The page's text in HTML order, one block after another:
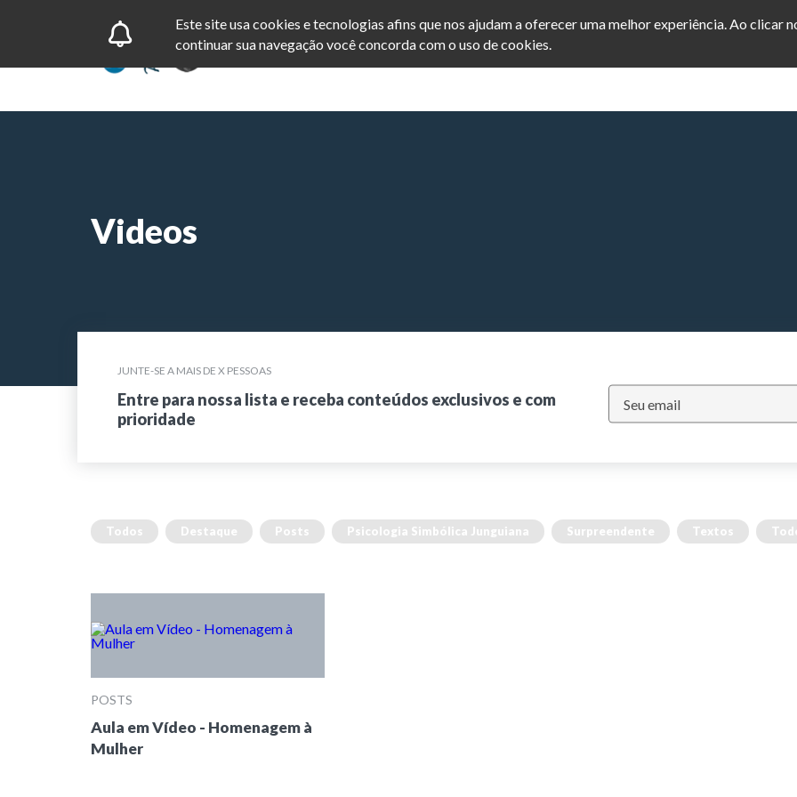
Este site usa cookies e tecnologias afins que nos ajudam a oferecer uma melhor experiência. Ao clicar
continuar sua navegação você concorda com o uso de cookies.
Videos
JUNTE-SE A MAIS DE X PESSOAS
Entre para nossa lista e receba conteúdos exclusivos e com
prioridade
Todos Destaque Posts Psicologia Simbólica Junguiana Surpreendente Textos
POSTS
Aula em Vídeo - Homenagem à
Mulher